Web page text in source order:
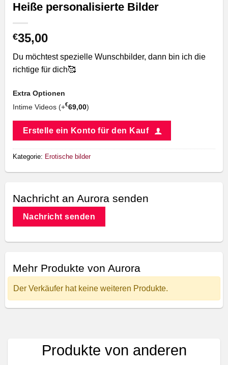
Heiße personalisierte Bilder
€35,00
Du möchtest spezielle Wunschbilder, dann bin ich die
richtige für dich🥰
Extra Optionen
Intime Videos (+€69,00)
Erstelle ein Konto für den Kauf
Kategorie: Erotische bilder
Nachricht an Aurora senden
Nachricht senden
Mehr Produkte von Aurora
Der Verkäufer hat keine weiteren Produkte.
Produkte von anderen